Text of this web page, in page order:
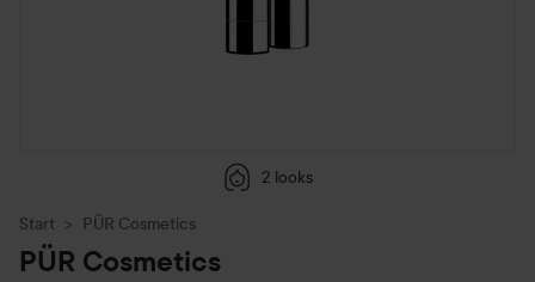
2 looks
Start PÜR Cosmetics
PÜR Cosmetics